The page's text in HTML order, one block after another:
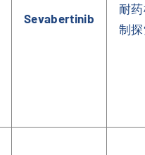
Sevabertinib
耐药
制